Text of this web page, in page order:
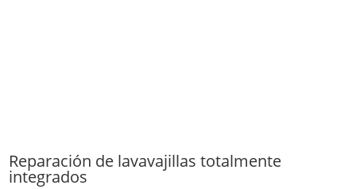
Reparación de lavavajillas totalmente
integrados